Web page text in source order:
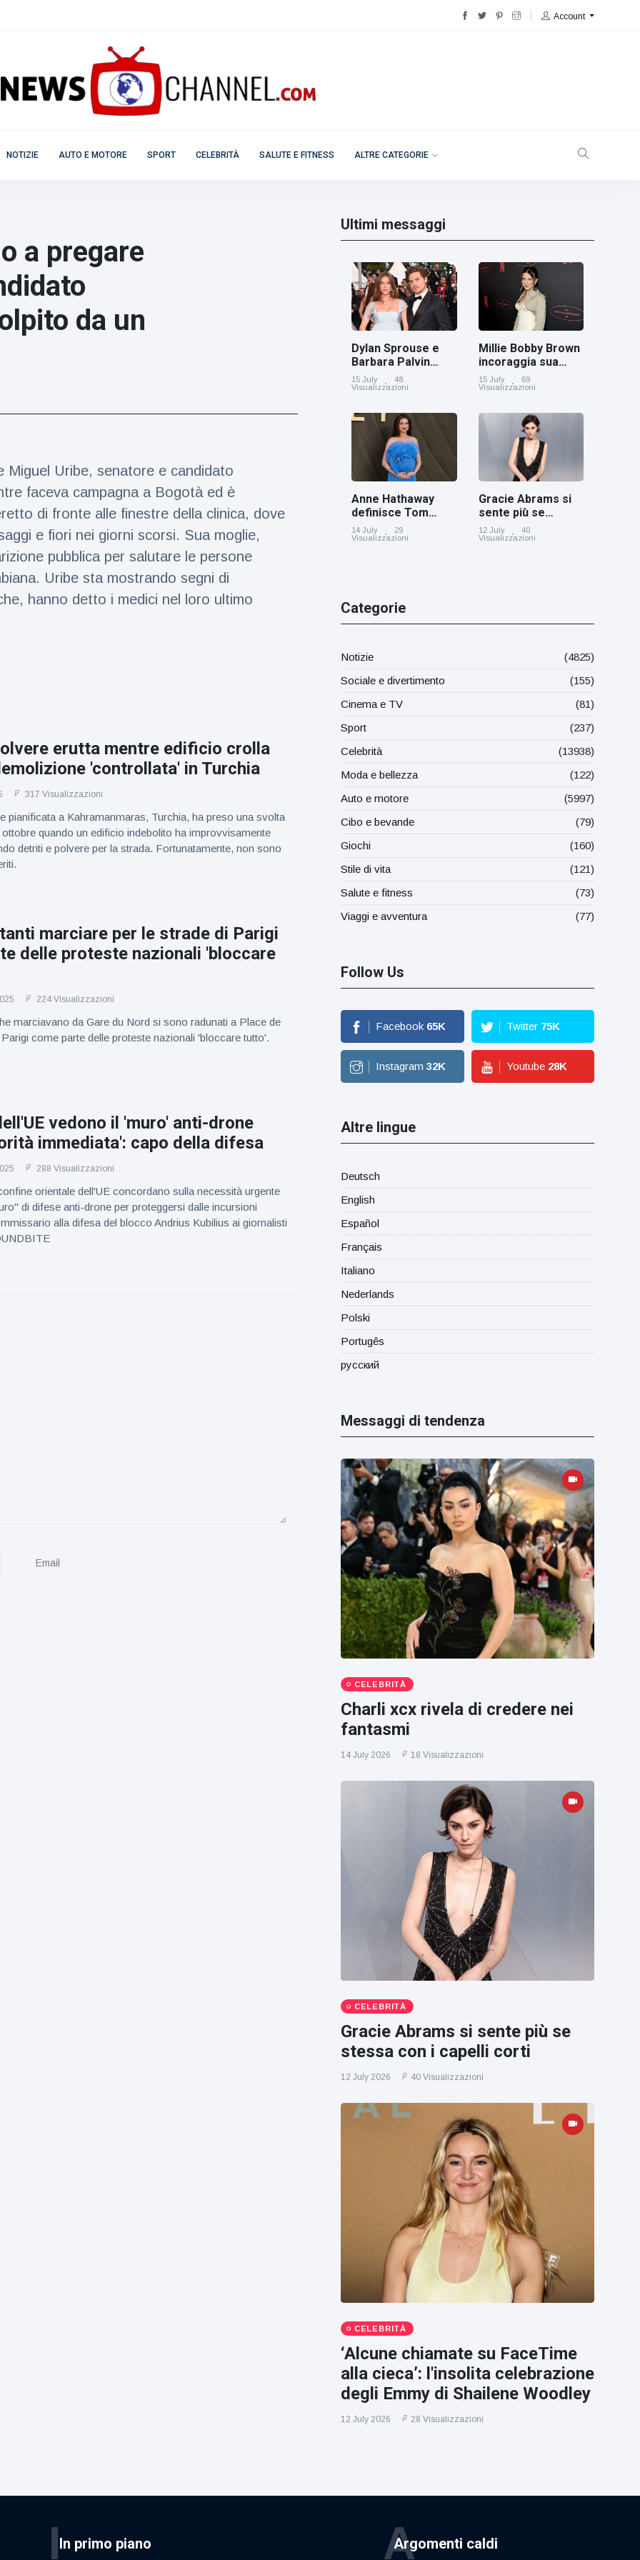
Account
NOTIZIE AUTO E MOTORE SPORT CELEBRITÀ SALUTE E FITNESS ALTRE CATEGORIE
a pregare
da un
Miguel Uribe, senatore e candidato
faceva campagna a Bogotà ed è
di fronte alle finestre della clinica, dove
e fiori nei giorni scorsi. Sua moglie,
pubblica per salutare le persone
Uribe sta mostrando segni di
hanno detto i medici nel loro ultimo
erutta mentre edificio crolla
'controllata' in Turchia
317 Visualizzazioni
pianificata a Kahramanmaras, Turchia, ha preso una svolta
ottobre quando un edificio indebolito ha improvvisamente
detriti e polvere per la strada. Fortunatamente, non sono
marciare per le strade di Parigi
delle proteste nazionali 'bloccare
224 Visualizzazioni
marciavano da Gare du Nord si sono radunati a Place de
come parte delle proteste nazionali 'bloccare tutto'.
vedono il 'muro' anti-drone
immediata': capo della difesa
288 Visualizzazioni
orientale dell'UE concordano sulla necessità urgente
di difese anti-drone per proteggersi dalle incursioni
alla difesa del blocco Andrius Kubilius ai giornalisti
Ultimi messaggi
Dylan Sprouse e
Barbara Palvin
rivelano di
aspettare una
15 July
48
Visualizzazioni
Millie Bobby Brown
incoraggia sua
figlia ad essere
creativa
15 July
69
Visualizzazioni
Anne Hathaway
definisce Tom
Holland 'il figlio dei
sogni’
14 July
29
Visualizzazioni
Gracie Abrams si
sente più se
stessa con i capelli
corti
12 July
40
Visualizzazioni
Categorie
Notizie
(4825)
Sociale e divertimento
(155)
Cinema e TV
(81)
Sport
(237)
Celebrità
(13938)
Moda e bellezza
(122)
Auto e motore
(5997)
Cibo e bevande
(79)
Giochi
(160)
Stile di vita
(121)
Salute e fitness
(73)
Viaggi e avventura
(77)
Follow Us
Facebook 65K Twitter 75K
Instagram 32K Youtube 28K
Altre lingue
Deutsch
English
Español
Français
Italiano
Nederlands
Polski
Portugês
русский
Messaggi di tendenza
CELEBRITÀ
Charli xcx rivela di credere nei
fantasmi
14 July 2026 18 Visualizzazioni
CELEBRITÀ
Gracie Abrams si sente più se
stessa con i capelli corti
12 July 2026 40 Visualizzazioni
CELEBRITÀ
‘Alcune chiamate su FaceTime
alla cieca’: l'insolita celebrazione
degli Emmy di Shailene Woodley
12 July 2026 28 Visualizzazioni
In primo piano
I Argomenti caldi
A